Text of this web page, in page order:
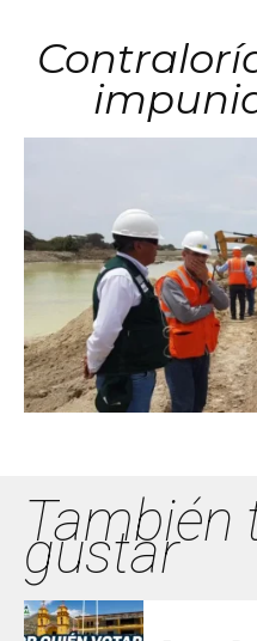
También
gustar